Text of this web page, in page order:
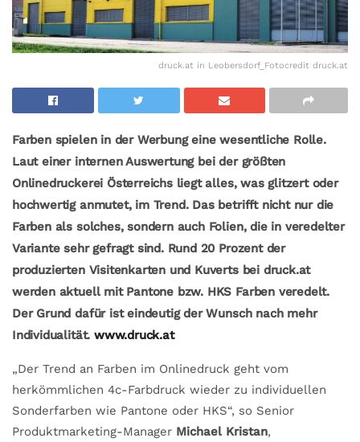
druck.at in Leobersdorf_Fotocredit druck.at
Farben spielen in der Werbung eine wesentliche Rolle.
Laut einer internen Auswertung bei der größten
Onlinedruckerei Österreichs liegt alles, was glitzert oder
hochwertig anmutet, im Trend. Das betrifft nicht nur die
Farben als solches, sondern auch Folien, die in veredelter
Variante sehr gefragt sind. Rund 20 Prozent der
produzierten Visitenkarten und Kuverts bei druck.at
werden aktuell mit Pantone bzw. HKS Farben veredelt.
Der Grund dafür ist eindeutig der Wunsch nach mehr
Individualität. www.druck.at
„Der Trend an Farben im Onlinedruck geht vom
herkömmlichen 4c-Farbdruck wieder zu individuellen
Sonderfarben wie Pantone oder HKS“, so Senior
Produktmarketing-Manager Michael Kristan,